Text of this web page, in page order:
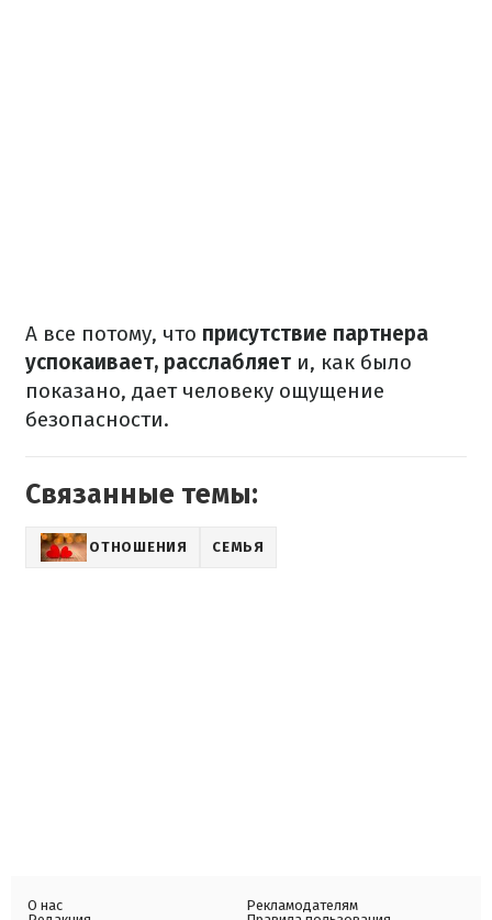
А все потому, что присутствие партнера
успокаивает, расслабляет и, как было
показано, дает человеку ощущение
безопасности.
Связанные темы:
ОТНОШЕНИЯ СЕМЬЯ
О нас
Рекламодателям